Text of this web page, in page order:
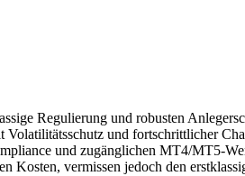
Regulierung und robusten
und fortschrittlicher
und zugänglichen MT4/MT5-
Kosten, vermissen jedoch den